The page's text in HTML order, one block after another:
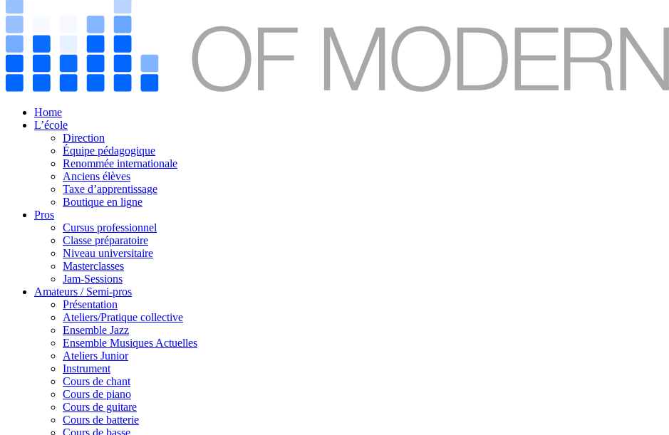
Home
L’école
Direction
Équipe pédagogique
Renommée internationale
Anciens élèves
Taxe d’apprentissage
Boutique en ligne
Pros
Cursus professionnel
Classe préparatoire
Niveau universitaire
Masterclasses
Jam-Sessions
Amateurs / Semi-pros
Présentation
Ateliers/Pratique collective
Ensemble Jazz
Ensemble Musiques Actuelles
Ateliers Junior
Instrument
Cours de chant
Cours de piano
Cours de guitare
Cours de batterie
Cours de basse